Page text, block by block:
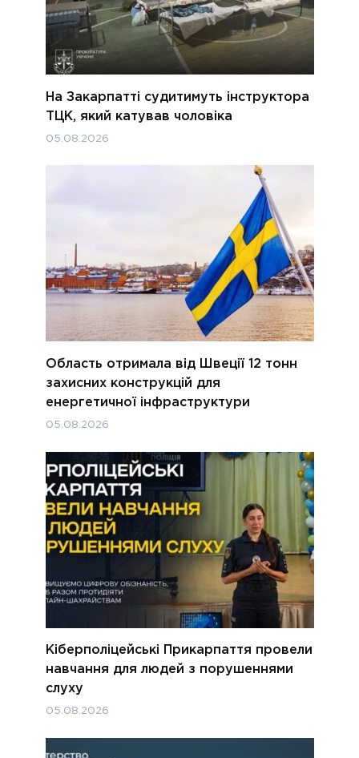
На Закарпатті судитимуть інструктора
ТЦК, який катував чоловіка
05.08.2026
Область отримала від Швеції 12 тонн
захисних конструкцій для
енергетичної інфраструктури
05.08.2026
Кіберполіцейські Прикарпаття провели
навчання для людей з порушеннями
слуху
05.08.2026